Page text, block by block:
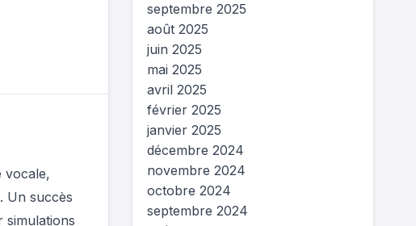
vocale,
Un succès
simulations
septembre 2025
août 2025
juin 2025
mai 2025
avril 2025
février 2025
janvier 2025
décembre 2024
novembre 2024
octobre 2024
septembre 2024